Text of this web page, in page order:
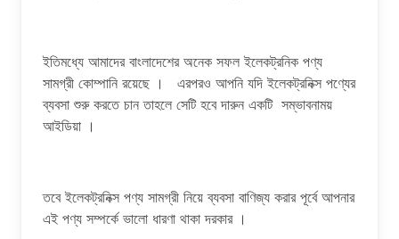
ইতিমধ্যে আমাদের বাংলাদেশের অনেক সফল ইলেকট্রনিক পণ্য
সামগ্রী কোম্পানি রয়েছে । এরপরও আপনি যদি ইলেকট্রনিক্স পণ্যের
ব্যবসা শুরু করতে চান তাহলে সেটি হবে দারুন একটি সম্ভাবনাময়
আইডিয়া ।
তবে ইলেকট্রনিক্স পণ্য সামগ্রী নিয়ে ব্যবসা বাণিজ্য করার পূর্বে আপনার
এই পণ্য সম্পর্কে ভালো ধারণা থাকা দরকার ।